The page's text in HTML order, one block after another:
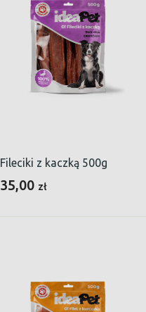
Fileciki z kaczką 500g
35,00 zł